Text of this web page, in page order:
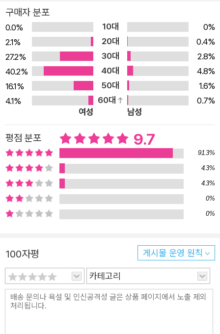
부르기 전까지는 제대로 알아차리기가 쉽지 않습니다. 아이
뿐 아니라 어른도 자기 마음속에서 일렁이는 감정을 제대로
알아차리지 못하고 애써 외면하려 들거나, 감정에 사로잡혀
이리저리 휘둘리기 일쑤지요. 이런 감정으로부터 놓여나는
가장 좋은 방법은 제대로 알아차리고 표현하는 것이라고 합
이 필요합니다. 자기표현에 서툰 어린이들은 더더욱 그렇지
요. 자기표현에 서툰 어른이기도 한 최숙희 작가는 그런 어
린이들에게 색깔로 자신의 감정을 표현해 보라고 제안합니
다. 색깔은 감정을 직관적으로 표현하기에 더없이 좋은 소재
인 데다 어린이에게 친숙한 것이기도 하니까요. 나아가 긍정
적인 것이든 부정적인 것이든 나를 스쳐 가는 모든 감정이
내 내면을 채우는 소중한 색깔이라고 말해줍니다. 내면을 채
우는 색이 다양하고 풍부할수록 더 눈부신 내일을 꽃피울 수
있을 것이라고 말이지요.
구매자 분포
0.0% 10대
0%
2.1%
20대
0.4%
27.2%
30대
2.8%
40.2%
40대
4.8%
16.1%
50대
1.6%
4.1%
60대 0.7%
여성 남성
평점 분포 9.7
91.3%
4.3%
4.3%
0%
0%
100자평 게시물 운영 원칙
카테고리